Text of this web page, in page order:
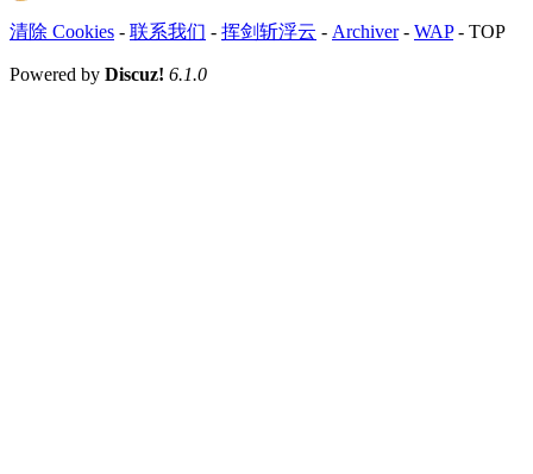
清除 Cookies - 联系我们 - 挥剑斩浮云 - Archiver- WAP- TOP
Powered by Discuz! 6.1.0